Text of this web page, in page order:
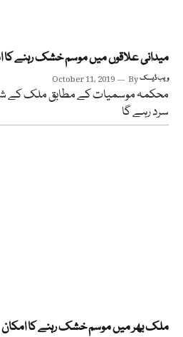
میدانی علاقوں میں موسم خشک رہنے کا
October 11, 2019 Byویب ڈیسک
محکمہ موسمیات کے مطابق ملک کے
سرد رہے گا
ملک بھر میں موسم خشک رہنے کا امکان